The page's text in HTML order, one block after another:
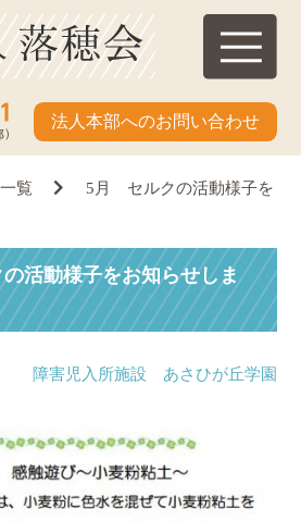
法人本部へのお問い合わせ
覧
5月 セルクの活動様子を
活動様子をお知らせしま
障害児入所施設 あさひが丘学園